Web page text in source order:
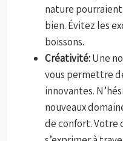
nature
bien. Évitez les
boissons.
Créativité:Une
vous permettre
innovantes.
nouveaux
de confort.